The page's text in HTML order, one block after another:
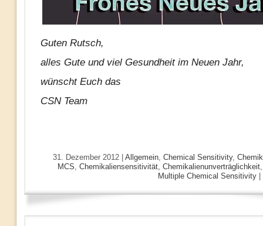
Guten Rutsch,
alles Gute und viel Gesundheit im Neuen Jahr,
wünscht Euch das
CSN Team
31. Dezember 2012 | Allgemein, Chemical Sensitivity,
MCS, Chemikaliensensitivität, Chemikalienunverträglichkeit
Multiple Chemical Sensitivity